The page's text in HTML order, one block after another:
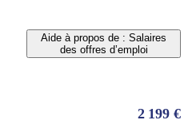
Aide à propos de : Salaires
des offres d’emploi
2 199 €